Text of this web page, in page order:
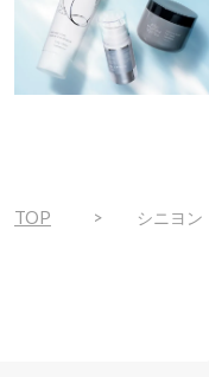
TOP シニヨン